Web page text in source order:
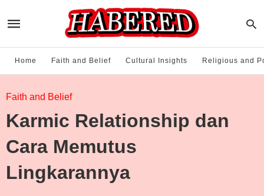
Home Faith and Belief Cultural Insights Religious and
Faith and Belief
Karmic Relationship dan
Cara Memutus
Lingkarannya